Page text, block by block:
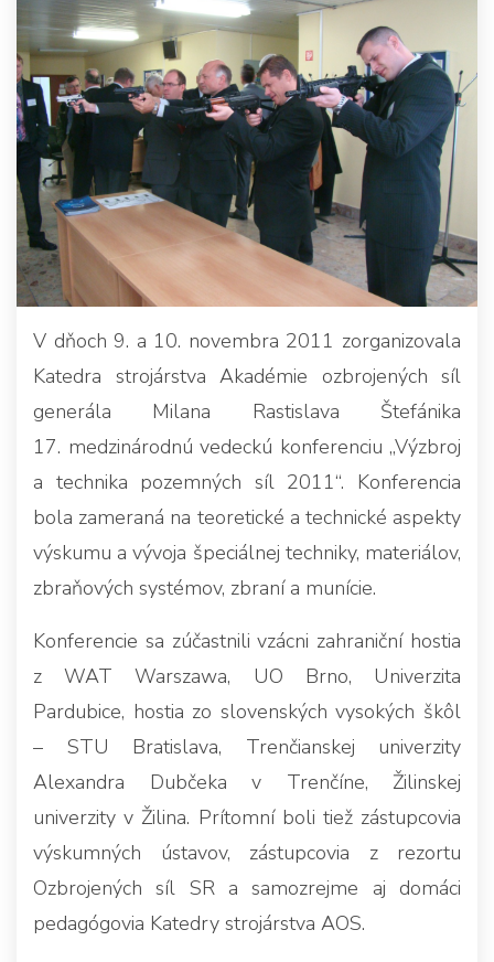
V dňoch 9. a 10. novembra 2011 zorganizovala
Katedra strojárstva Akadémie ozbrojených síl
generála Milana Rastislava Štefánika
17. medzinárodnú vedeckú konferenciu „Výzbroj
a technika pozemných síl 2011“. Konferencia
bola zameraná na teoretické a technické aspekty
výskumu a vývoja špeciálnej techniky, materiálov,
zbraňových systémov, zbraní a munície.
Konferencie sa zúčastnili vzácni zahraniční hostia
z WAT Warszawa, UO Brno, Univerzita
Pardubice, hostia zo slovenských vysokých škôl
– STU Bratislava, Trenčianskej univerzity
Alexandra Dubčeka v Trenčíne, Žilinskej
univerzity v Žilina. Prítomní boli tiež zástupcovia
výskumných ústavov, zástupcovia z rezortu
Ozbrojených síl SR a samozrejme aj domáci
pedagógovia Katedry strojárstva AOS.